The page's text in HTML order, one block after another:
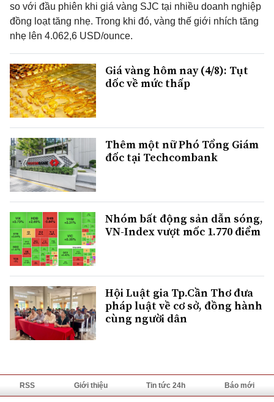
so với đầu phiên khi giá vàng SJC tại nhiều doanh nghiệp
đồng loạt tăng nhẹ. Trong khi đó, vàng thế giới nhích tăng
nhẹ lên 4.062,6 USD/ounce.
Giá vàng hôm nay (4/8): Tụt
dốc về mức thấp
Thêm một nữ Phó Tổng Giám
đốc tại Techcombank
Nhóm bất động sản dẫn sóng,
VN-Index vượt mốc 1.770 điểm
Hội Luật gia Tp.Cần Thơ đưa
pháp luật về cơ sở, đồng hành
cùng người dân
RSS Giới thiệu Tin tức 24h Báo mới